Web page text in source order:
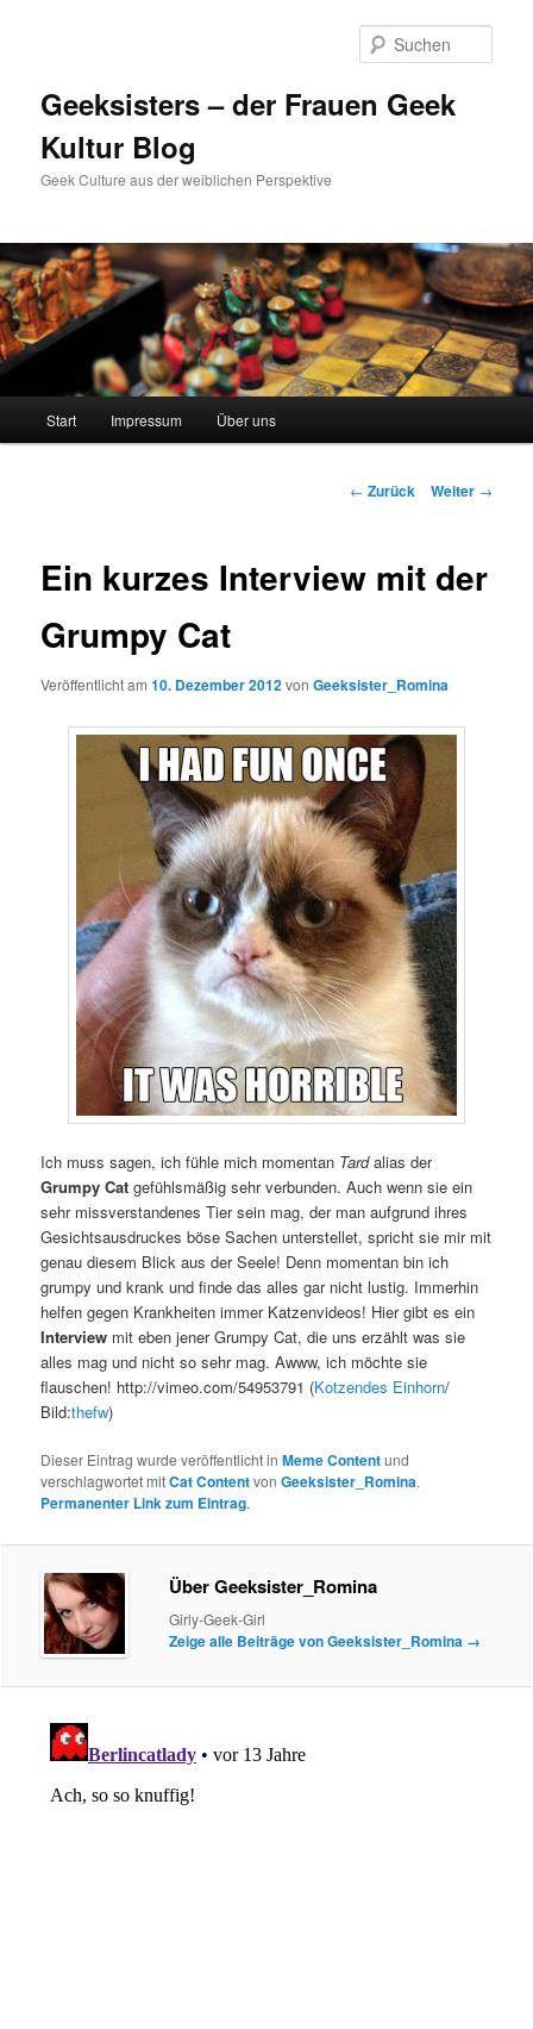
Geeksisters – der Frauen Geek
Kultur Blog
Geek Culture aus der weiblichen Perspektive
Start Impressum Über uns
Beitrags-
← Zurück Weiter →
Ein kurzes Interview mit der
Grumpy Cat
Veröffentlicht am10. Dezember 2012vonGeeksister_Romina
Ich muss sagen, ich fühle mich momentan Tardalias der
Grumpy Cat gefühlsmäßig sehr verbunden. Auch wenn sie ein
sehr missverstandenes Tier sein mag, der man aufgrund ihres
Gesichtsausdruckes böse Sachen unterstellet, spricht sie mir mit
genau diesem Blick aus der Seele! Denn momentan bin ich
grumpy und krank und finde das alles gar nicht lustig. Immerhin
helfen gegen Krankheiten immer Katzenvideos! Hier gibt es ein
Interview mit eben jener Grumpy Cat, die uns erzählt was sie
alles mag und nicht so sehr mag. Awww, ich möchte sie
flauschen! http://vimeo.com/54953791 (Kotzendes Einhorn/
Bild:thefw)
Dieser Eintrag wurde veröffentlicht inMeme Contentund
verschlagwortet mitCat ContentvonGeeksister_Romina.
Permanenter Link zum Eintrag.
Über Geeksister_Romina
Girly-Geek-Girl
Zeige alle Beiträge von Geeksister_Romina →